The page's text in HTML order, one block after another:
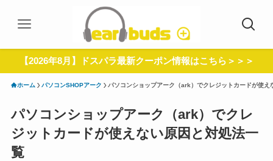
【2026年8月】ドスパラ最新クーポン情報はこちら＞＞＞
ホーム パソコンSHOPアーク パソコンショップアーク（ark）でクレジットカードが使え
パソコンショップアーク（ark）でクレ
ジットカードが使えない原因と対処法一
覧